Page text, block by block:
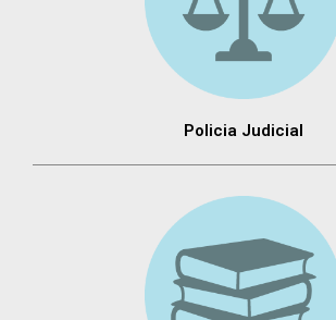
Policia Judicial